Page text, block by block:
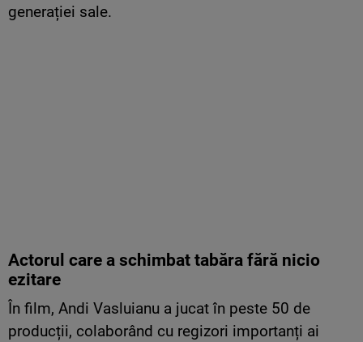
generației sale.
Actorul care a schimbat tabăra fără nicio
ezitare
În film, Andi Vasluianu a jucat în peste 50 de
producții, colaborând cu regizori importanți ai